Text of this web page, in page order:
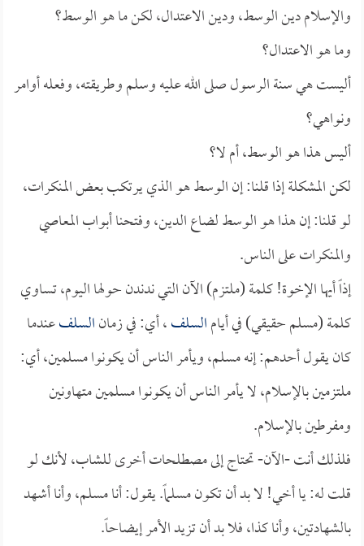
والإسلام دين الوسط، ودين الاعتدال، لكن ما هو الوسط؟
وما هو الاعتدال؟
أليست هي سنة الرسول صلى الله عليه وسلم وطريقته، وفعله أوامر
ونواهي؟
أليس هذا هو الوسط، أم لا؟
لكن المشكلة إذا قلنا: إن الوسط هو الذي يرتكب بعض المنكرات،
لو قلنا: إن هذا هو الوسط لضاع الدين، وفتحنا أبواب المعاصي
والمنكرات على الناس.
إذاً أيها الإخوة! كلمة (ملتزم) الآن التي ندندن حولها اليوم، تساوي
كلمة (مسلم حقيقي) في أيامالسلف، أي: في زمانالسلفعندما
كان يقول أحدهم: إنه مسلم، ويأمر الناس أن يكونوا مسلمين، أي:
ملتزمين بالإسلام، لا يأمر الناس أن يكونوا مسلمين متهاونين
ومفرطين بالإسلام.
فلذلك أنت -الآن- تحتاج إلى مصطلحات أخرى للشاب، لأنك لو
قلت له: يا أخي! لا بد أن تكون مسلماً. يقول: أنا مسلم، وأنا أشهد
بالشهادتين، وأنا كذا، فلا بد أن تزيد الأمر إيضاحاً.